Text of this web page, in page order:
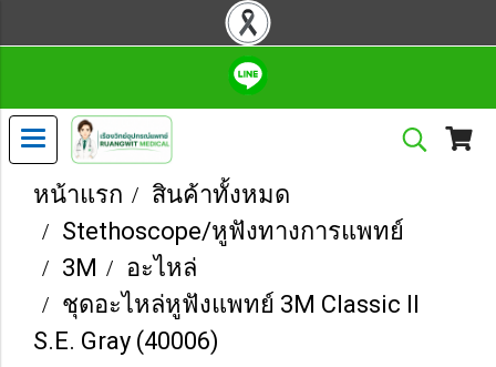
หน้าแรก
สินค้าทั้งหมด
Stethoscope/หูฟังทางการแพทย์
3M
อะไหล่
ชุดอะไหล่หูฟังแพทย์ 3M Classic II
S.E. Gray (40006)